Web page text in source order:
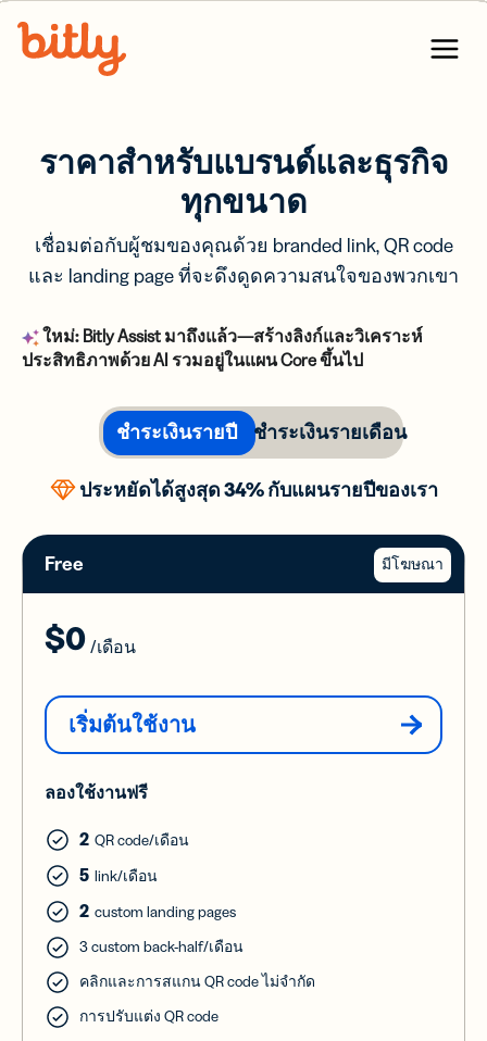
Menu
ราคาสำหรับแบรนด์และธุรกิจ
ทุกขนาด
เชื่อมต่อกับผู้ชมของคุณด้วย branded link, QR code
และ landing page ที่จะดึงดูดความสนใจของพวกเขา
ใหม่: Bitly Assist มาถึงแล้ว—สร้างลิงก์และวิเคราะห์
ประสิทธิภาพด้วย AI รวมอยู่ในแผน Core ขึ้นไป
ประหยัดได้สูงสุด 34% กับแผนรายปีของเรา
ชำระเงินรายปี ชำระเงินรายเดือน
มีโฆษณา
Free
$0 /เดือน
เริ่มต้นใช้งาน
ลองใช้งานฟรี
2 QR code/เดือน
5 link/เดือน
2 custom landing pages
3 custom back-half/เดือน
คลิกและการสแกน QR code ไม่จำกัด
การปรับแต่ง QR code